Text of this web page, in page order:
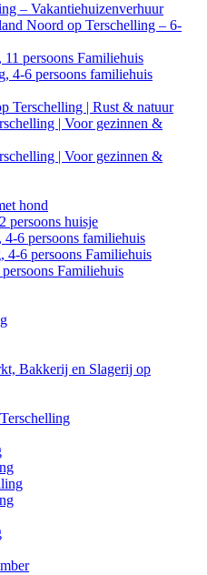
– Vakantiehuizenverhuur
Noord op Terschelling – 6-
persoons Familiehuis
4-6 persoons familiehuis
Terschelling | Rust & natuur
| Voor gezinnen &
| Voor gezinnen &
hond
persoons huisje
6 persoons familiehuis
4-6 persoons Familiehuis
Familiehuis
Bakkerij en Slagerij op